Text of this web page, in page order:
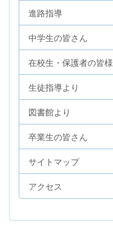
進路指導
中学生の皆さん
在校生・保護者の皆様
生徒指導より
図書館より
卒業生の皆さん
サイトマップ
アクセス